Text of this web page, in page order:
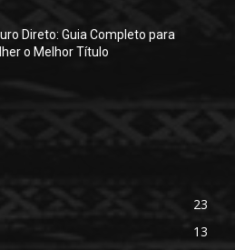
Direto: Guia Completo para
o Melhor Título
23
13